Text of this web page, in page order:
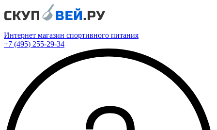
Интернет магазин спортивного питания
+7 (495) 255-29-34